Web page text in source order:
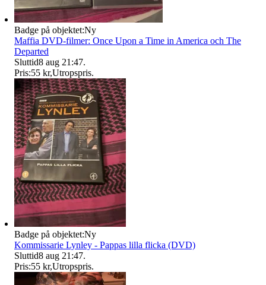
Badge på objektet:Ny
Maffia DVD-filmer: Once Upon a Time in America och The
Departed
Sluttid8 aug 21:47.
Pris:55 kr,Utropspris.
Badge på objektet:Ny
Kommissarie Lynley - Pappas lilla flicka (DVD)
Sluttid8 aug 21:47.
Pris:55 kr,Utropspris.